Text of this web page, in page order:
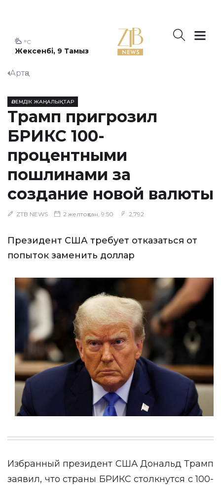
Жексенбі, 9 Тамыз
°C
Артқа
ӘЛЕМДІК ЖАҢАЛЫҚТАР
Трамп пригрозил
БРИКС 100-
процентными
пошлинами за
создание новой валюты
ZTB NEWS 2 желтоқсан, 9:50 2,792
Президент США требует отказаться от
попыток заменить доллар
Избранный президент США Дональд Трамп
заявил, что страны БРИКС столкнутся с 100-